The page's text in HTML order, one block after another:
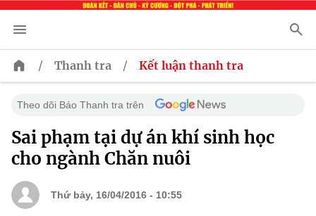
/ Thanh tra / Kết luận thanh tra
Theo dõi Báo Thanh tra trên
Sai phạm tại dự án khí sinh học
cho ngành Chăn nuôi
Thứ bảy, 16/04/2016 - 10:55